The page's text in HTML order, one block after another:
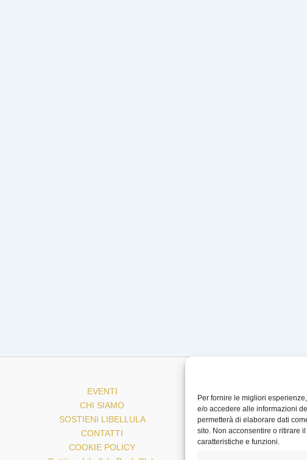
Per fornire le migliori
e/o accedere alle informazioni
permetterà di elaborare dati
sito. Non acconsentire o ritirare
caratteristiche e funzioni.
EVENTI
CHI SIAMO
SOSTIENI LIBELLULA
CONTATTI
COOKIE POLICY